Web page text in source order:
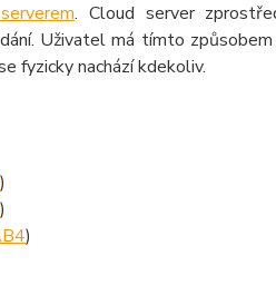
. Cloud server
Uživatel má tímto
fyzicky nachází kdekoliv.
)
)
)